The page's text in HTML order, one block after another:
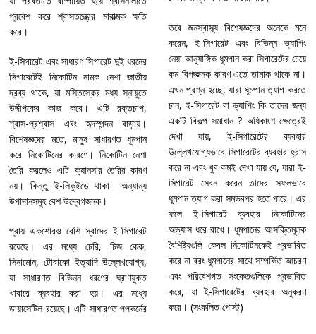
প্রবেশ করে শ্বাসতন্ত্রের মারাত্মক ক্ষতি
করে।
ই-সিগারেট এবং সাধারণ সিগারেট দুই ধরনের
সিগারেটেই নিকোটিন নামক নেশা জাতীয়
দ্রব্য থাকে, যা মস্তিস্কের মধ্য স্নায়ুতে
উদ্দীপকের কাজ করে। এটি রক্তচাপ,
শ্বাস-প্রশ্বাস এবং হৃদস্পন্দন বাড়ায়।
বিশেষজ্ঞদের মতে, মানুষ সাধারণত ধূমপান
করে নিকোটিনের কারণে। নিকোটিন নেশা
তৈরি করলেও এটি ক্যানসার তৈরির কারণ
নয়। কিন্তু ই-লিকুইডে থাকা অন্যান্য
উপাদানসমূহ বেশ উদ্বেগজনক।
প্রায় একশোরও বেশি স্বাদের ই-সিগারেট
রয়েছে। এর মধ্যে চেরি, চিজ কেক,
সিনামোন, টোবাকো ইত্যাদি উল্লেখযোগ্য,
যা সাধারণত বিভিন্ন ধরণের ঘ্রাণযুক্ত
খাবারে ব্যবহার করা হয়। এর মধ্যে
ডায়াসেটিল রয়েছে। এটি সাধারণত পপকর্নের
তবে জনস্বাস্থ্য বিশেষজ্ঞদের অনেকে মনে
করেন, ই-সিগারেট এবং বিভিন্ন ভ্যাপিং
নেয়া আনুষাঙ্গিক ধূমপান করা সিগারেটের চেয়ে
কম বিপজ্জনক কারণ এতে তামাক থাকে না।
এখন প্রশ্ন হচ্ছে, যারা ধূমপান ত্যাগ করতে
চান, ই-সিগারেট বা ভ্যাপিং কি তাদের জন্য
একটি বিকল্প সমাধান ? অধিকাংশ ক্ষেত্রেই
দেখা যায়, ই-সিগারেটের ব্যবহার
উল্লেখযোগ্যভাবে সিগারেটের ব্যবহার হ্রাস
করে না এবং খুব কমই দেখা যায় যে, যারা ই-
সিগারেট সেবন করেন তাদের সফলভাবে
ধূমপান ত্যাগ করা সম্ভবপর হতে পারে। এর
ফলে ই-সিগারেট ব্যবহার নিকোটিনের
অভ্যাস ধরে রাখে। ধূমপানের আসক্তিমূলক
বৈশিষ্ট্যগুলি কেবল নিকোটিনকেই প্রভাবিত
করে না বরং ধূমপানের সাথে সম্পর্কিত আচরণ
এবং পরিবেশগত সংকেতগুলিকে প্রভাবিত
করে, যা ই-সিগারেটের ব্যবহার অনুকরণ
করে। (সংকলিত পোস্ট)